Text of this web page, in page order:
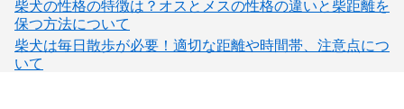
柴犬の性格の特徴は？オスとメスの性格の違いと柴距離を
保つ方法について
柴犬は毎日散歩が必要！適切な距離や時間帯、注意点につ
いて